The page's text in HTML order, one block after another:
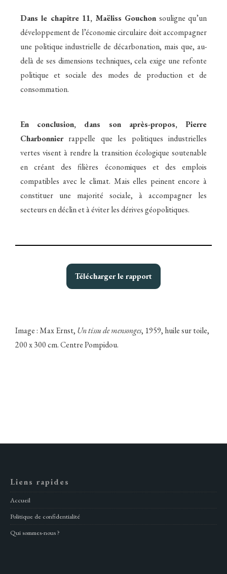
Dans le chapitre 11, Maëliss Gouchon souligne qu’un
développement de l’économie circulaire doit accompagner
une politique industrielle de décarbonation, mais que, au-
delà de ses dimensions techniques, cela exige une refonte
politique et sociale des modes de production et de
consommation.
En conclusion, dans son après-propos,Pierre
Charbonnierrappelle que les politiques industrielles
vertes visent à rendre la transition écologique soutenable
en créant des filières économiques et des emplois
compatibles avec le climat. Mais elles peinent encore à
constituer une majorité sociale, à accompagner les
secteurs en déclin et à éviter les dérives géopolitiques.
Télécharger le rapport
Image : Max Ernst, Un tissu de mensonges, 1959, huile sur toile,
200 x 300 cm. Centre Pompidou.
Liens rapides
Accueil
Politique de confidentialité
Qui sommes-nous ?